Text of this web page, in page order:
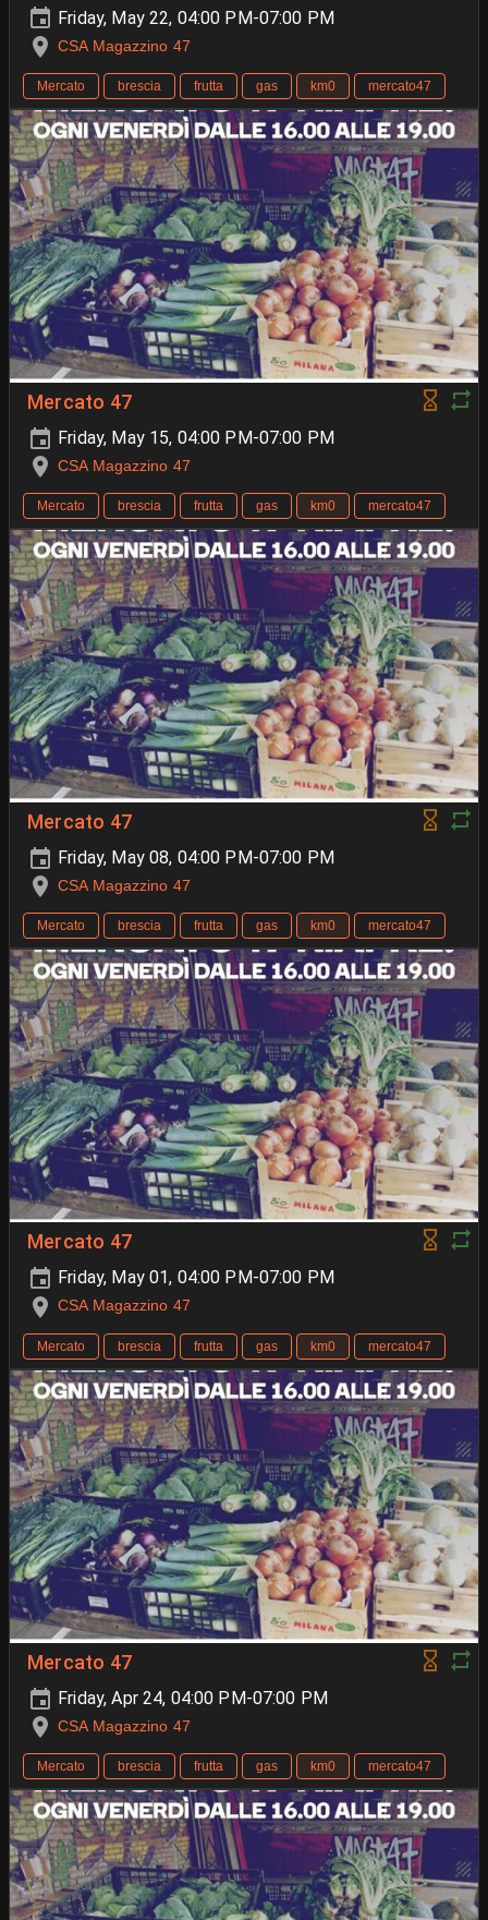
Friday, May 22, 04:00 PM-07:00 PM
CSA Magazzino 47
Mercato brescia frutta gas km0 mercato47
Mercato 47
Friday, May 15, 04:00 PM-07:00 PM
CSA Magazzino 47
Mercato brescia frutta gas km0 mercato47
Mercato 47
Friday, May 08, 04:00 PM-07:00 PM
CSA Magazzino 47
Mercato brescia frutta gas km0 mercato47
Mercato 47
Friday, May 01, 04:00 PM-07:00 PM
CSA Magazzino 47
Mercato brescia frutta gas km0 mercato47
Mercato 47
Friday, Apr 24, 04:00 PM-07:00 PM
CSA Magazzino 47
Mercato brescia frutta gas km0 mercato47